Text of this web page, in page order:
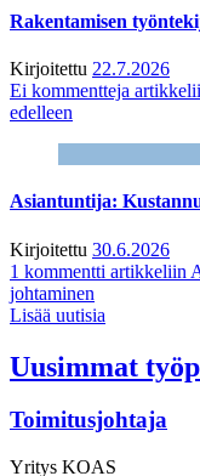
Rakentamisen
Kirjoitettu 22.7.2026
Ei kommentteja
edelleen
Asiantuntija:
Kirjoitettu 30.6.2026
1 kommentti artikkeliin
johtaminen
Lisää uutisia
Uusimmat
Toimitusjohtaja
Yritys KOAS